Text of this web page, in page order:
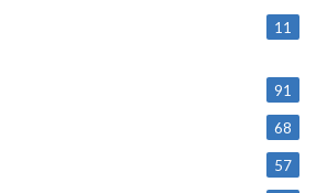
11
91
68
57